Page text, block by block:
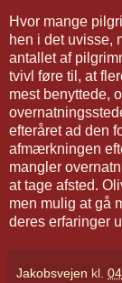
Hvor mange
hen i det uvisse,
antallet af
tvivl føre til, at
mest benyttede,
efteråret ad den
afmærkningen
mangler
at tage afsted.
men mulig at gå
deres erfaringer
Jakobsvejen kl.